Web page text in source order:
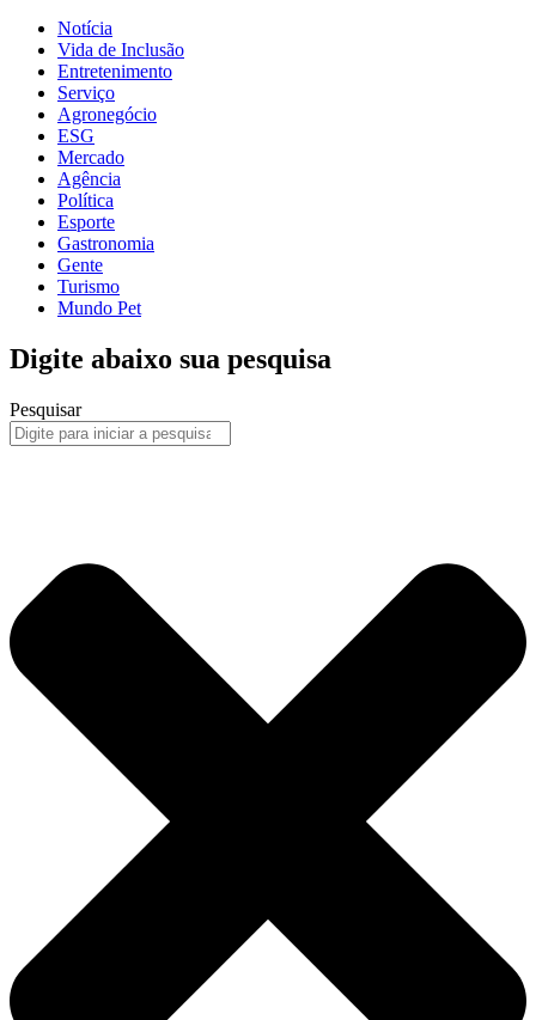
Notícia
Vida de Inclusão
Entretenimento
Serviço
Agronegócio
ESG
Mercado
Agência
Política
Esporte
Gastronomia
Gente
Turismo
Mundo Pet
Digite abaixo sua pesquisa
Pesquisar